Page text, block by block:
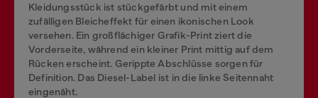
Kleidungsstück ist stückgefärbt und mit einem
zufälligen Bleicheffekt für einen ikonischen Look
versehen. Ein großflächiger Grafik-Print ziert die
Vorderseite, während ein kleiner Print mittig auf dem
Rücken erscheint. Gerippte Abschlüsse sorgen für
Definition. Das Diesel-Label ist in die linke Seitennaht
eingenäht.